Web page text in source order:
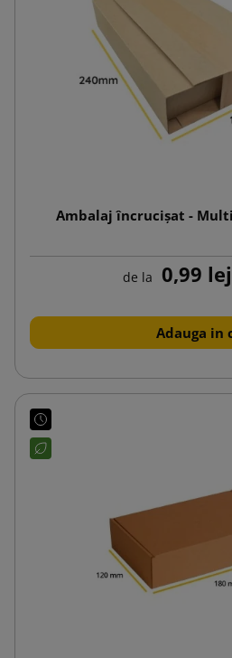
Ambalaj încrucișat -
de la 0,99 lej
Adauga in